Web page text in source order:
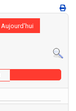
Aujourd'hui